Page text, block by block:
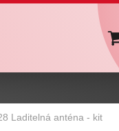
Laditelná anténa - kit